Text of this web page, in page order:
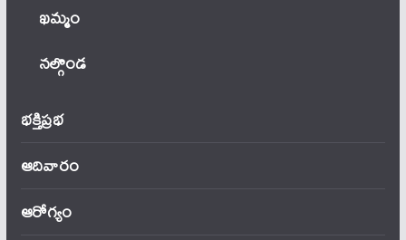
ఖ‌మ్మం
నల్గొండ
భక్తిప్రభ
ఆదివారం
ఆరోగ్యం